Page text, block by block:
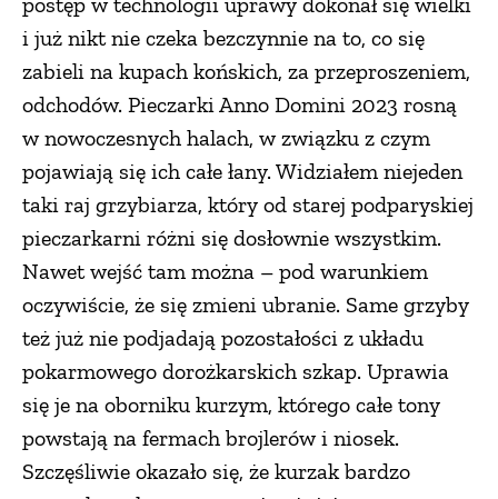
i już nikt nie czeka bezczynnie na to, co się
zabieli na kupach końskich, za przeproszeniem,
odchodów. Pieczarki Anno Domini 2023 rosną
w nowoczesnych halach, w związku z czym
pojawiają się ich całe łany. Widziałem niejeden
taki raj grzybiarza, który od starej podparyskiej
pieczarkarni różni się dosłownie wszystkim.
Nawet wejść tam można – pod warunkiem
oczywiście, że się zmieni ubranie. Same grzyby
też już nie podjadają pozostałości z układu
pokarmowego dorożkarskich szkap. Uprawia
się je na oborniku kurzym, którego całe tony
powstają na fermach brojlerów i niosek.
Szczęśliwie okazało się, że kurzak bardzo